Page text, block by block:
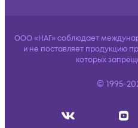
ООО «НАГ» соблюдает
и не поставляет продукцию
которых
© 1995-